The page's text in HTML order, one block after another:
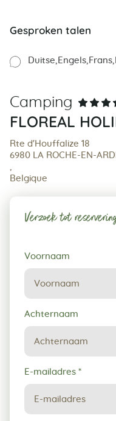
Gesproken talen
Duitse Engels Frans
Camping
FLOREAL
Rte d'Houffalize 18
6980 LA ROCHE-EN-
,
Belgique
Verzoek tot
Verzoek
tot
reservering
Voornaam
Achternaam
E-mailadres *